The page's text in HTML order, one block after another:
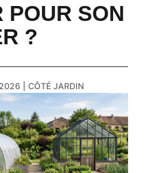
POUR SON
?
CÔTÉ JARDIN